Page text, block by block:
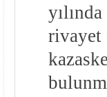
rivayet